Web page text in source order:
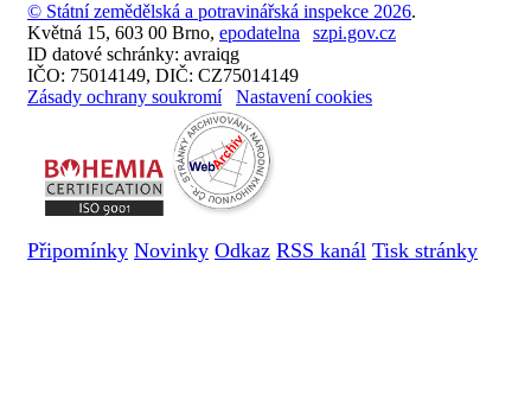
© Státní zemědělská a potravinářská inspekce 2026.
Květná 15, 603 00 Brno, epodatelna
szpi.gov.cz
ID datové schránky: avraiqg
IČO: 75014149, DIČ: CZ75014149
Zásady ochrany soukromí
Nastavení cookies
Připomínky Novinky Odkaz RSS kanál Tisk stránky